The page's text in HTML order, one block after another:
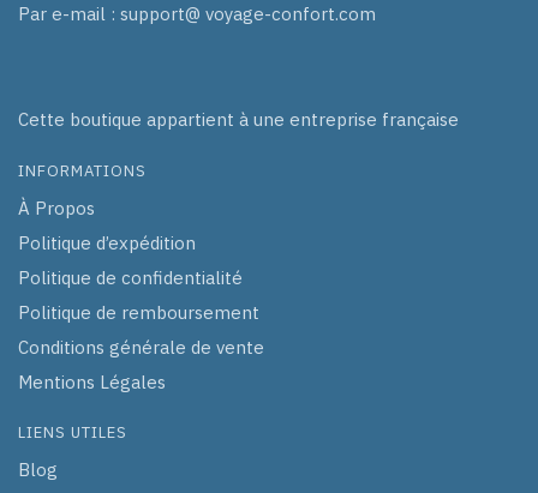
Par e-mail : support@ voyage-confort.com
Cette boutique appartient à une entreprise française
INFORMATIONS
À Propos
Politique d’expédition
Politique de confidentialité
Politique de remboursement
Conditions générale de vente
Mentions Légales
LIENS UTILES
Blog